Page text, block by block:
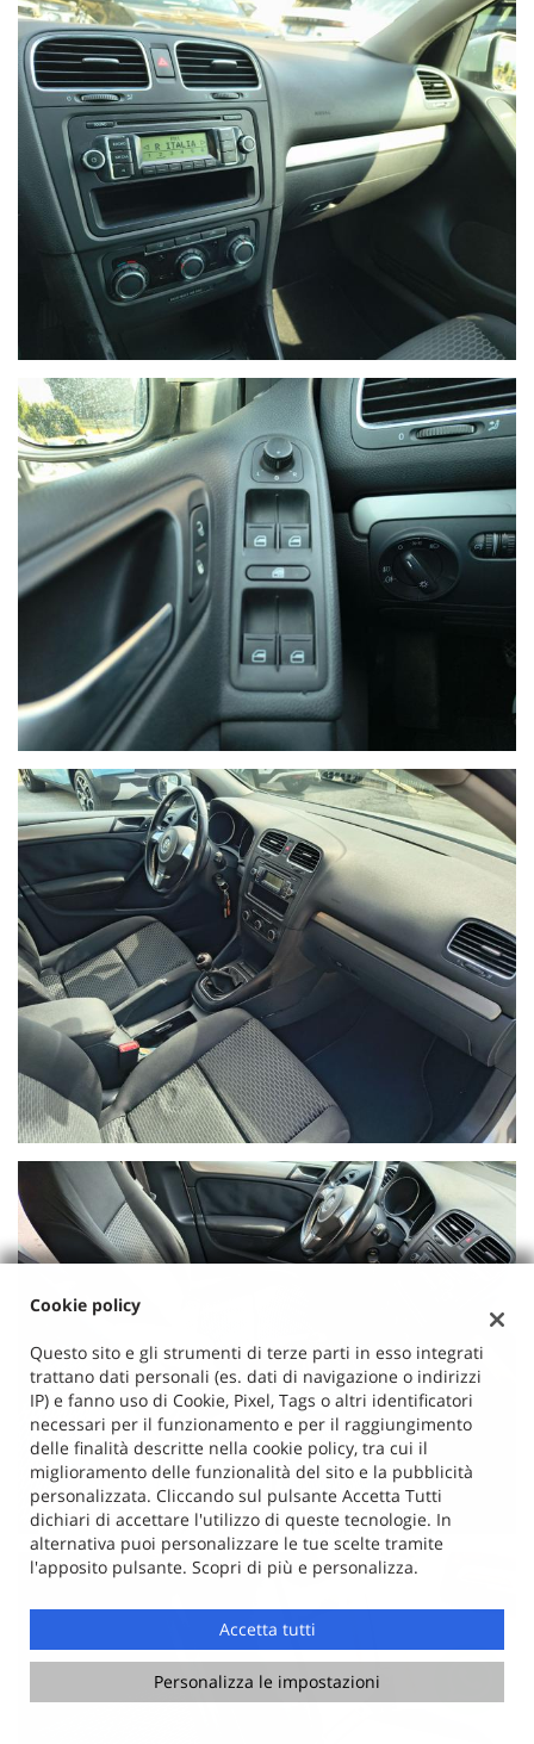
Cookie policy
Questo sito e gli strumenti di terze parti in esso integrati
trattano dati personali (es. dati di navigazione o indirizzi
IP) e fanno uso di Cookie, Pixel, Tags o altri identificatori
necessari per il funzionamento e per il raggiungimento
delle finalità descritte nella cookie policy, tra cui il
miglioramento delle funzionalità del sito e la pubblicità
personalizzata. Cliccando sul pulsante Accetta Tutti
dichiari di accettare l'utilizzo di queste tecnologie. In
alternativa puoi personalizzare le tue scelte tramite
l'apposito pulsante. Scopri di più e personalizza.
Accetta tutti
Personalizza le impostazioni